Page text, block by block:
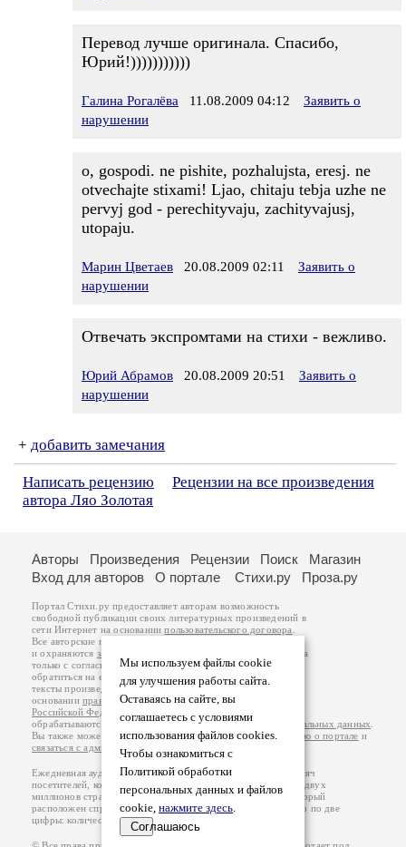
Перевод лучше оригинала. Спасибо,
Юрий!)))))))))))
Галина Рогалёва 11.08.2009 04:12
Заявить о
нарушении
o, gospodi. ne pishite, pozhalujsta, eresj. ne
otvechajte stixami! Ljao, chitaju tebja uzhe ne
pervyj god - perechityvaju, zachityvajusj,
utopaju.
Марин Цветаев 20.08.2009 02:11
Заявить о
нарушении
Отвечать экспромтами на стихи - вежливо.
Юрий Абрамов 20.08.2009 20:51
Заявить о
нарушении
+ добавить замечания
Написать рецензию
Рецензии на все произведения
автора Ляо Золотая
Мы используем файлы cookie
для улучшения работы сайта.
Оставаясь на сайте, вы
соглашаетесь с условиями
использования файлов cookies.
Чтобы ознакомиться с
Политикой обработки
персональных данных и файлов
cookie, нажмите здесь.
Соглашаюсь
Авторы Произведения Рецензии Поиск
Магазин
Вход для авторов
О портале Стихи.ру Проза.ру
Портал Стихи.ру предоставляет авторам возможность
свободной публикации своих литературных произведений в
сети Интернет на основаниипользовательского договора
Все авторские права на произведения принадлежат авторам
и охраняются законом
. Перепечатка произведений возможна
только с согласия его автора, к которому вы можете
обратиться на его авторской странице. Ответственность за
тексты произведений авторы несут самостоятельно на
основанииправил публикацииизаконодательства
Российской Федерации
обрабатываются на основанииПолитики обработки персональных данных
Вы также можете посмотреть более подробнуюинформацию о портале и
связаться с администрацией
Ежедневная аудитория портала Стихи.ру – порядка 200 тысяч
посетителей, которые в общей сумме просматривают более двух
миллионов страниц по данным счетчика посещаемости, который
расположен справа от этого текста. В каждой графе указано по две
цифры: количество просмотров и количество посетителей.